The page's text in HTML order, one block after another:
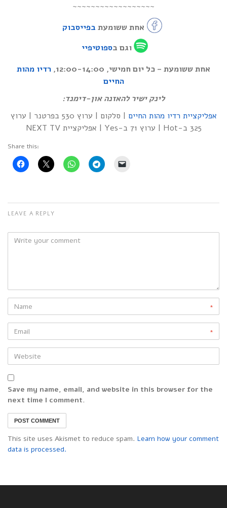
~~~~~~~~~~~~~~~~~~
אחת ששומעת בפייסבוק
וגם בספוטיפיי
אחת ששומעת – כל יום חמישי, 12:00-14:00,
רדיו מהות
החיים
לינק ישיר להאזנה און-דימנד:
אפליקציית רדיו מהות החיים
| סלקום | ערוץ 530 בפרטנר | ערוץ
325 ב-Hot | ערוץ 71 ב-Yes | אפליקציית NEXT TV
Share this:
LEAVE A REPLY
*
*
Save my name, email, and website in this browser for the
next time I comment.
This site uses Akismet to reduce spam. Learn how your comment
data is processed.